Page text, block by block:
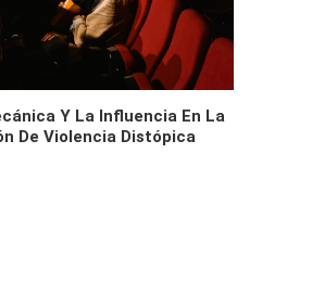
Y La Influencia En La
De Violencia Distópica